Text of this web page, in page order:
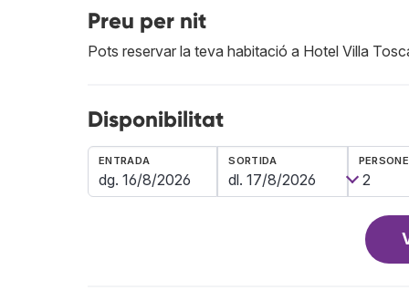
Preu per nit
Pots reservar la teva habitació a Hotel Villa
Disponibilitat
ENTRADA SORTIDA